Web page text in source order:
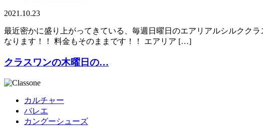
2021.10.23
最近密かに盛り上がってきている、毎週日曜日のエアリアルシルクク
なります！！ 料金もそのままです！！ エアリア […]
クラスワンの木曜日の…
カルチャー
バレエ
カングーシューズ